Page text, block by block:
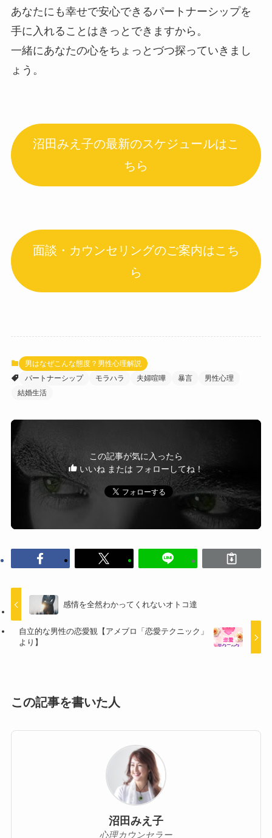
あなたにも幸せで安心できるパートナーシップを
手に入れることはきっとできますから。
一緒にあなたの心をちょっとづつ探っていきまし
ょう。
沼田みえ子の最新のスケジュールはこ
ちら
面談・カウンセリングのご案内はこち
ら
男はなぜこんな態度？男性心理解説
パートナーシップ
モラハラ 夫婦喧嘩 暴言
男性心理
結婚生活
この記事が気に入ったら
いいね または フォローしてね！
感情を全然わかってくれないオトコ達
自立的な男性の恋愛観【アメブロ「恋愛テクニック」
より】
この記事を書いた人
沼田みえ子
心理カウンセラー